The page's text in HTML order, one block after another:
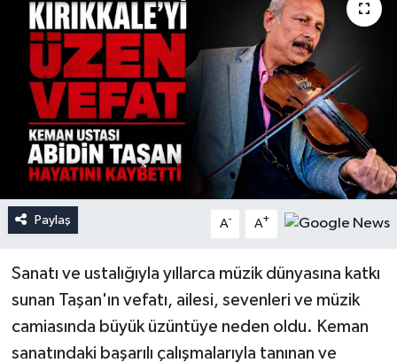
Paylaş A- A+
Sanatı ve ustalığıyla yıllarca müzik dünyasına katkı
sunan Taşan'ın vefatı, ailesi, sevenleri ve müzik
camiasında büyük üzüntüye neden oldu. Keman
sanatındaki başarılı çalışmalarıyla tanınan ve